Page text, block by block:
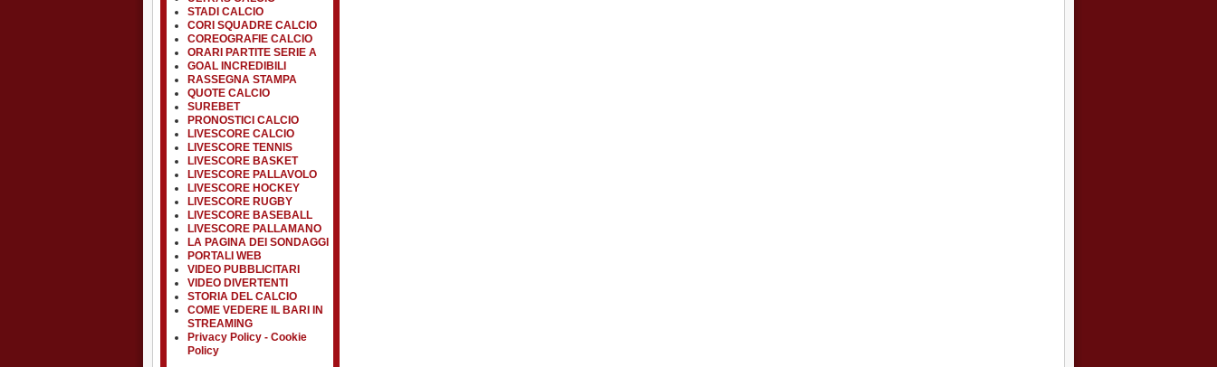
STADI CALCIO
CORI SQUADRE CALCIO
COREOGRAFIE CALCIO
ORARI PARTITE SERIE A
GOAL INCREDIBILI
RASSEGNA STAMPA
QUOTE CALCIO
SUREBET
PRONOSTICI CALCIO
LIVESCORE CALCIO
LIVESCORE TENNIS
LIVESCORE BASKET
LIVESCORE PALLAVOLO
LIVESCORE HOCKEY
LIVESCORE RUGBY
LIVESCORE BASEBALL
LIVESCORE PALLAMANO
LA PAGINA DEI SONDAGGI
PORTALI WEB
VIDEO PUBBLICITARI
VIDEO DIVERTENTI
STORIA DEL CALCIO
COME VEDERE IL BARI IN
STREAMING
Privacy Policy - Cookie
Policy